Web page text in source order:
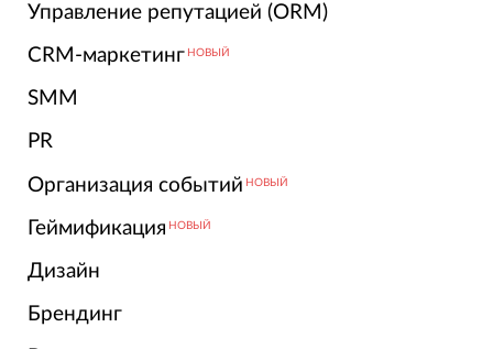
Управление репутацией (ORM)
CRM-маркетинг НОВЫЙ
SMM
PR
Организация событий НОВЫЙ
Геймификация НОВЫЙ
Дизайн
Брендинг